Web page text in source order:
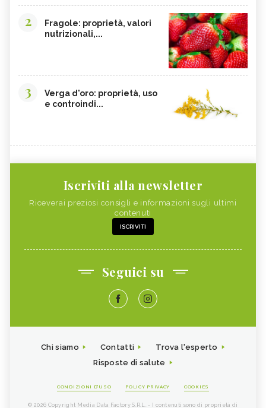
2
Fragole: proprietà, valori
nutrizionali,...
3
Verga d'oro: proprietà, uso
e controindi...
Iscriviti alla newsletter
Riceverai preziosi consigli e informazioni sugli ultimi
contenuti
ISCRIVITI
Seguici su
Chi siamo Contatti
Trova l'esperto
Risposte di salute
CONDIZIONI D'USO POLICY PRIVACY COOKIES
© 2026 Copyright Media Data Factory S.R.L. - I contenuti sono di proprietà di